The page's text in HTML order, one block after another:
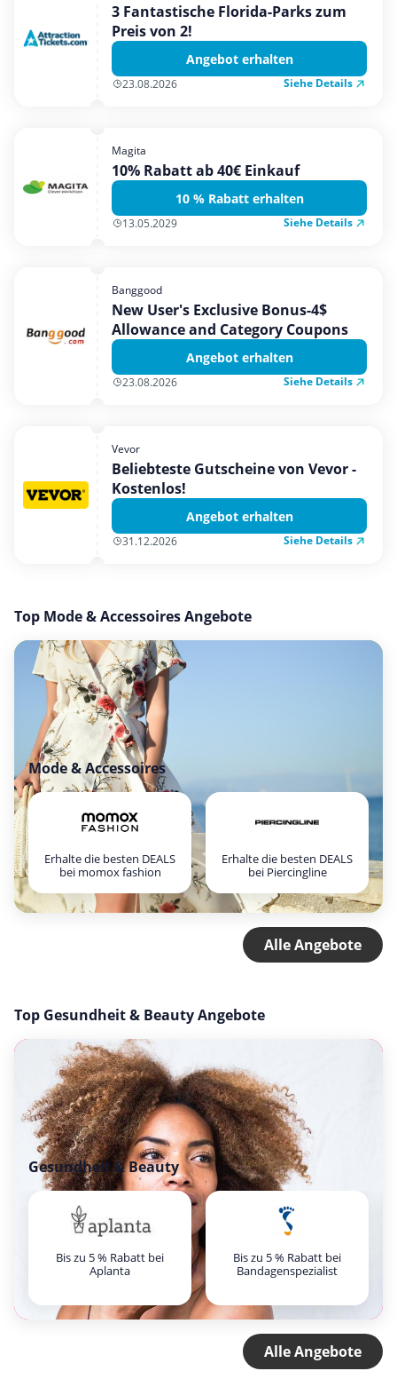
3 Fantastische Florida-Parks zum
Preis von 2!
Angebot erhalten
23.08.2026 Siehe Details
Magita
10% Rabatt ab 40€ Einkauf
10 % Rabatt erhalten
13.05.2029 Siehe Details
Banggood
New User's Exclusive Bonus-4$
Allowance and Category Coupons
Angebot erhalten
23.08.2026 Siehe Details
Vevor
Beliebteste Gutscheine von Vevor -
Kostenlos!
Angebot erhalten
31.12.2026 Siehe Details
Top Mode & Accessoires Angebote
Mode & Accessoires
Erhalte die besten DEALS
bei momox fashion
Erhalte die besten DEALS
bei Piercingline
Alle Angebote
Top Gesundheit & Beauty Angebote
Gesundheit & Beauty
Bis zu 5 % Rabatt bei
Aplanta
Bis zu 5 % Rabatt bei
Bandagenspezialist
Alle Angebote